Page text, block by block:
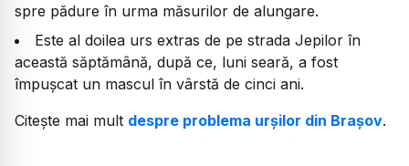
spre pădure în urma măsurilor de alungare.
Este al doilea urs extras de pe strada Jepilor în
această săptămână, după ce, luni seară, a fost
împușcat un mascul în vârstă de cinci ani.
Citește mai mult despre problema urșilor din Brașov.